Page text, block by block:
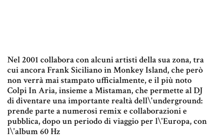
Nel 2001 collabora con alcuni artisti della sua zona, tra
cui ancora Frank Siciliano in Monkey Island, che però
non verrà mai stampato ufficialmente, e il più noto
Colpi In Aria, insieme a Mistaman, che permette al DJ
di diventare una importante realtà dell\'underground:
prende parte a numerosi remix e collaborazioni e
pubblica, dopo un periodo di viaggio per l\'Europa, con
l\'album 60 Hz